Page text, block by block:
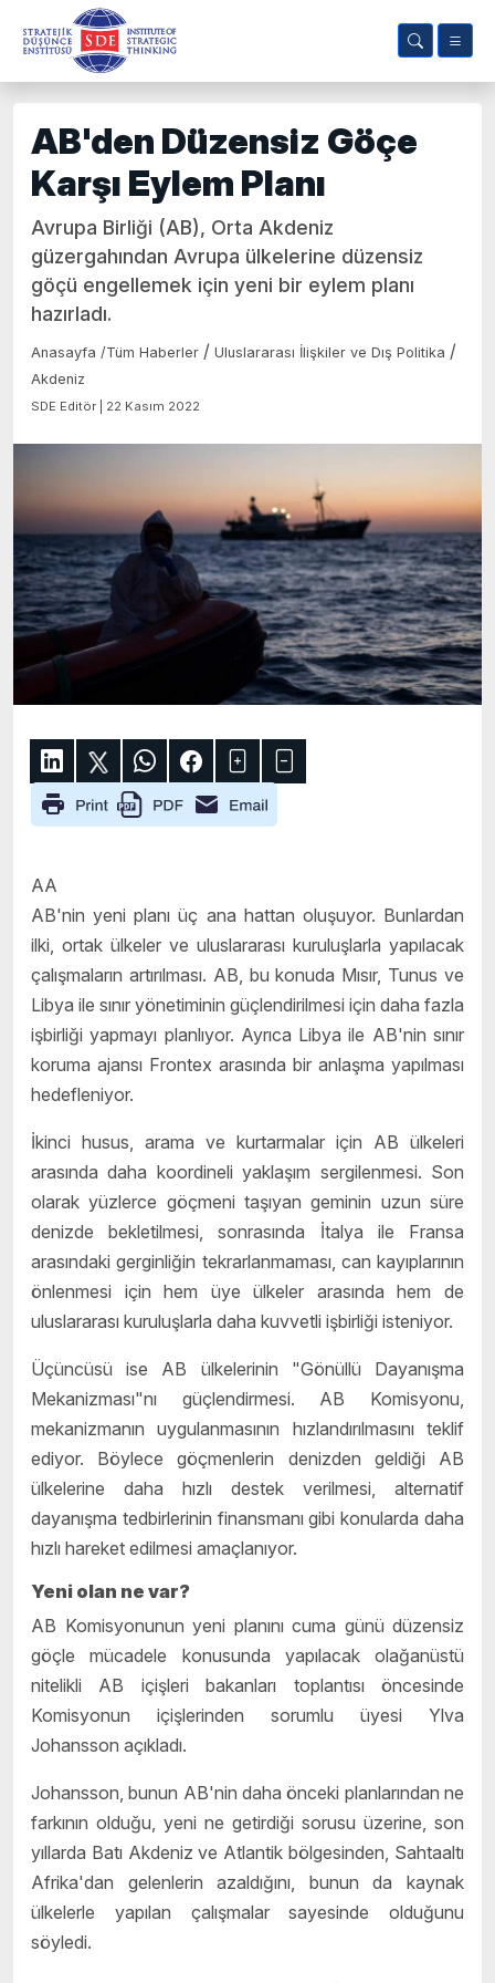
AB'den Düzensiz Göçe
Karşı Eylem Planı
Avrupa Birliği (AB), Orta Akdeniz
güzergahından Avrupa ülkelerine düzensiz
göçü engellemek için yeni bir eylem planı
hazırladı.
Anasayfa /Tüm Haberler / Uluslararası İlişkiler ve Dış Politika /
Akdeniz
SDE Editör | 22 Kasım 2022
AA
AB'nin yeni planı üç ana hattan oluşuyor. Bunlardan
ilki, ortak ülkeler ve uluslararası kuruluşlarla yapılacak
çalışmaların artırılması. AB, bu konuda Mısır, Tunus ve
Libya ile sınır yönetiminin güçlendirilmesi için daha fazla
işbirliği yapmayı planlıyor. Ayrıca Libya ile AB'nin sınır
koruma ajansı Frontex arasında bir anlaşma yapılması
hedefleniyor.
İkinci husus, arama ve kurtarmalar için AB ülkeleri
arasında daha koordineli yaklaşım sergilenmesi. Son
olarak yüzlerce göçmeni taşıyan geminin uzun süre
denizde bekletilmesi, sonrasında İtalya ile Fransa
arasındaki gerginliğin tekrarlanmaması, can kayıplarının
önlenmesi için hem üye ülkeler arasında hem de
uluslararası kuruluşlarla daha kuvvetli işbirliği isteniyor.
Üçüncüsü ise AB ülkelerinin "Gönüllü Dayanışma
Mekanizması"nı güçlendirmesi. AB Komisyonu,
mekanizmanın uygulanmasının hızlandırılmasını teklif
ediyor. Böylece göçmenlerin denizden geldiği AB
ülkelerine daha hızlı destek verilmesi, alternatif
dayanışma tedbirlerinin finansmanı gibi konularda daha
hızlı hareket edilmesi amaçlanıyor.
Yeni olan ne var?
AB Komisyonunun yeni planını cuma günü düzensiz
göçle mücadele konusunda yapılacak olağanüstü
nitelikli AB içişleri bakanları toplantısı öncesinde
Komisyonun içişlerinden sorumlu üyesi Ylva
Johansson açıkladı.
Johansson, bunun AB'nin daha önceki planlarından ne
farkının olduğu, yeni ne getirdiği sorusu üzerine, son
yıllarda Batı Akdeniz ve Atlantik bölgesinden, Sahtaaltı
Afrika'dan gelenlerin azaldığını, bunun da kaynak
ülkelerle yapılan çalışmalar sayesinde olduğunu
söyledi.